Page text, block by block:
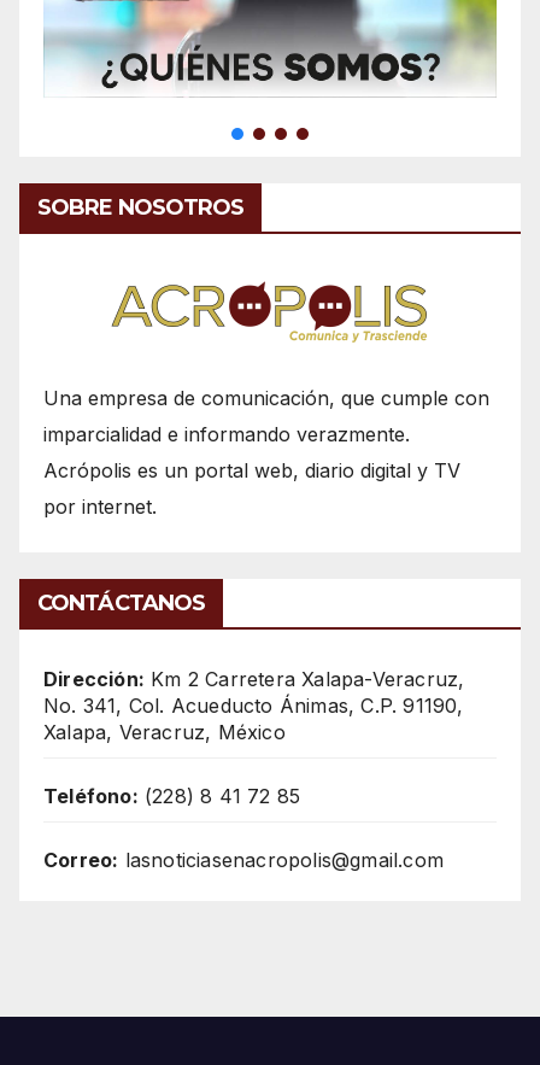
SOBRE NOSOTROS
Una empresa de comunicación, que cumple con
imparcialidad e informando verazmente.
Acrópolis es un portal web, diario digital y TV
por internet.
CONTÁCTANOS
Dirección: Km 2 Carretera Xalapa-Veracruz,
No. 341, Col. Acueducto Ánimas, C.P. 91190,
Xalapa, Veracruz, México
Teléfono: (228) 8 41 72 85
Correo: lasnoticiasenacropolis@gmail.com